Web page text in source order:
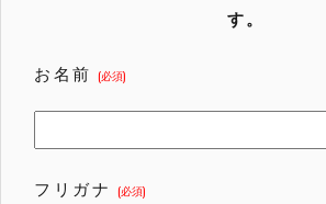
す。
お名前 (必須)
フリガナ (必須)